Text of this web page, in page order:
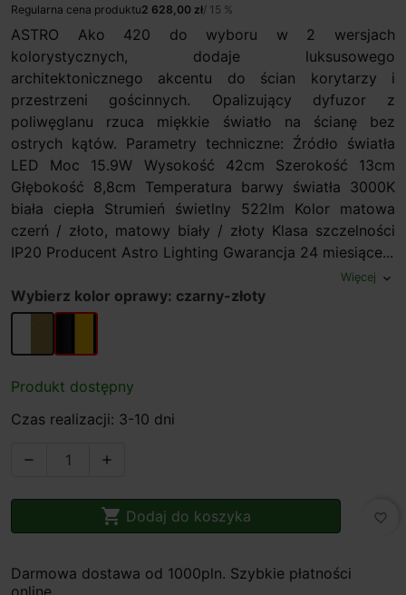
Regularna cena produktu2 628,00 zł/ 15 %
ASTRO Ako 420 do wyboru w 2 wersjach
kolorystycznych, dodaje luksusowego
architektonicznego akcentu do ścian korytarzy i
przestrzeni gościnnych. Opalizujący dyfuzor z
poliwęglanu rzuca miękkie światło na ścianę bez
ostrych kątów. Parametry techniczne: Źródło światła
LED Moc 15.9W Wysokość 42cm Szerokość 13cm
Głębokość 8,8cm Temperatura barwy światła 3000K
biała ciepła Strumień świetlny 522lm Kolor matowa
czerń / złoto, matowy biały / złoty Klasa szczelności
IP20 Producent Astro Lighting Gwarancja 24 miesiące...
Więcej expand_more
Wybierz kolor oprawy: czarny-złoty
biały-złotyczarny-złoty
Produkt dostępny
Czas realizacji: 3-10 dni
 
 Dodaj do koszyka favorite_border
Darmowa dostawa od 1000pln. Szybkie płatności
online.